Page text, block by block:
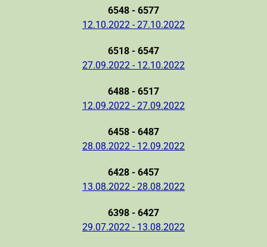
6548 - 6577
12.10.2022 - 27.10.2022
6518 - 6547
27.09.2022 - 12.10.2022
6488 - 6517
12.09.2022 - 27.09.2022
6458 - 6487
28.08.2022 - 12.09.2022
6428 - 6457
13.08.2022 - 28.08.2022
6398 - 6427
29.07.2022 - 13.08.2022